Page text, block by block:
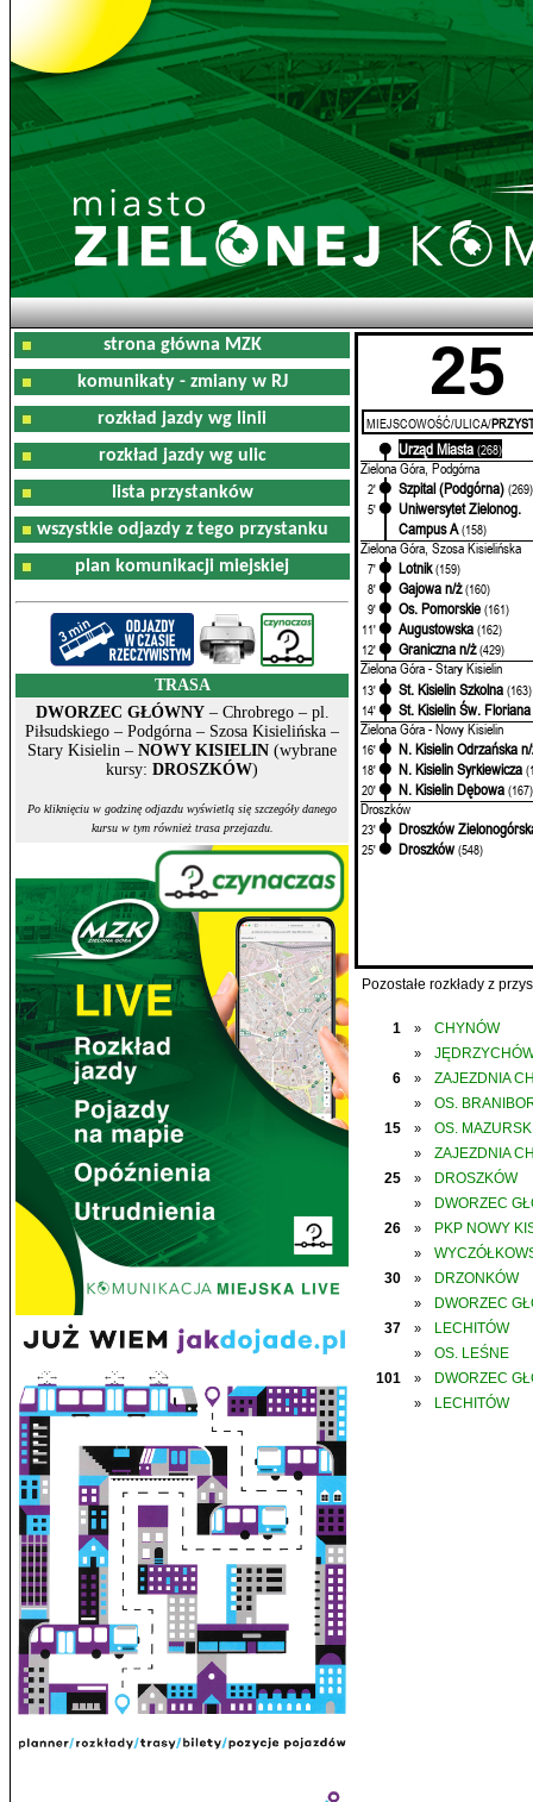
strona główna MZK
komunikaty - zmiany w RJ
rozkład jazdy wg linii
rozkład jazdy wg ulic
lista przystanków
wszystkie odjazdy z tego przystanku
plan komunikacji miejskiej
TRASA
DWORZEC GŁÓWNY– Chrobrego – pl.
Piłsudskiego – Podgórna – Szosa Kisielińska –
Stary Kisielin – NOWY KISIELIN (wybrane
kursy: DROSZKÓW)
Po kliknięciu w godzinę odjazdu wyświetlą się szczegóły danego
kursu w tym również trasa przejazdu.
25
MIEJSCOWOŚĆ/ULICA/
Urząd Miasta (268)
Zielona Góra, Podgórna
2' Szpital (Podgórna) (269)
5'
Uniwersytet Zielonog.
Campus A (158)
Zielona Góra, Szosa Kisielińska
7' Lotnik (159)
8'
Gajowa n/ż (160)
9'
Os. Pomorskie (161)
11'
Augustowska (162)
12'
Graniczna n/ż (429)
Zielona Góra - Stary Kisielin
13' St. Kisielin Szkolna (163)
14'
St. Kisielin Św. Floriana
Zielona Góra - Nowy Kisielin
16' N. Kisielin Odrzańska
18' N. Kisielin Syrkiewicza
20'
N. Kisielin Dębowa (167)
Droszków
23' Droszków
25' Droszków (548)
Pozostałe rozkłady z
1 » CHYNÓW
»
6
» ZAJEZDNIA
»
OS.
15
» OS.
»
ZAJEZDNIA
25
» DROSZKÓW
»
DWORZEC
26
» PKP NOWY
»
30
» DRZONKÓW
»
DWORZEC
37
» LECHITÓW
»
OS. LEŚNE
101
» DWORZEC
» LECHITÓW